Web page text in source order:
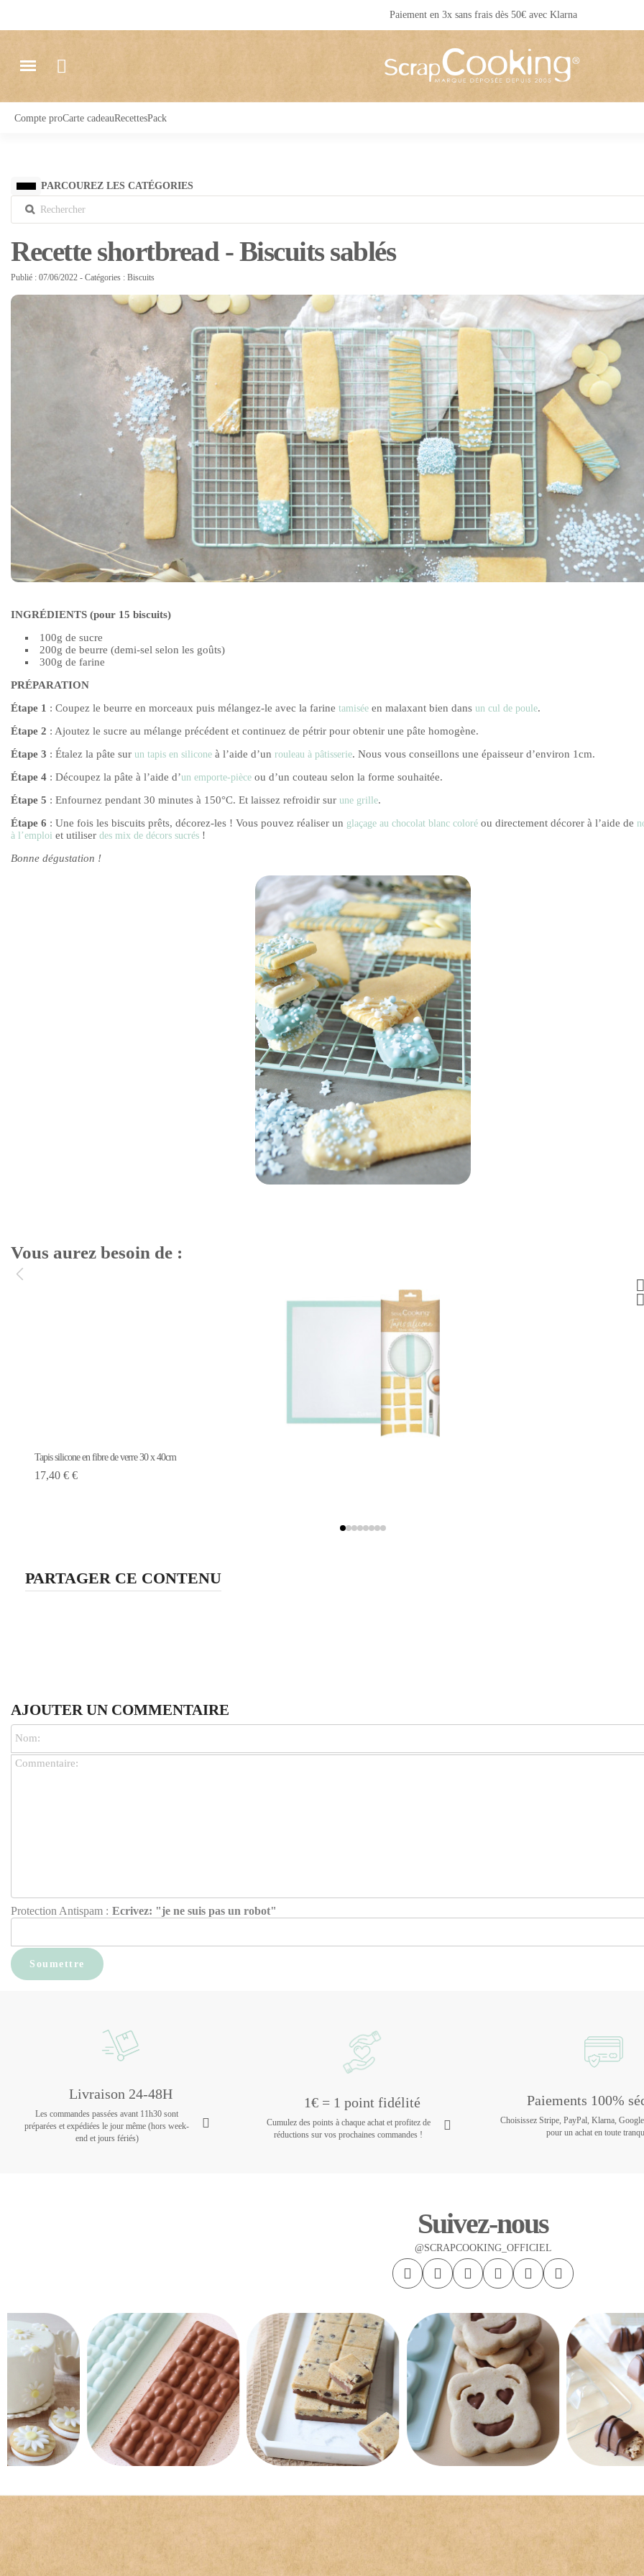
Livraison 24 / 48 h partout en France
Compte proCarte cadeauRecettesPack
PARCOUREZ LES CATÉGORIES
Recette shortbread - Biscuits sablés
Publié : 07/06/2022 - Catégories : Biscuits
INGRÉDIENTS (pour 15 biscuits)
100g de sucre
200g de beurre (demi-sel selon les goûts)
300g de farine
PRÉPARATION
Étape 1 : Coupez le beurre en morceaux puis mélangez-le avec la farine tamisée en malaxant bien dans un cul de poule.
Étape 2 : Ajoutez le sucre au mélange précédent et continuez de pétrir pour obtenir une pâte homogène.
Étape 3 : Étalez la pâte sur un tapis en silicone à l’aide d’un rouleau à pâtisserie. Nous vous conseillons une épaisseur d’environ 1cm.
Étape 4 : Découpez la pâte à l’aide d’un emporte-pièce ou d’un couteau selon la forme souhaitée.
Étape 5 : Enfournez pendant 30 minutes à 150°C. Et laissez refroidir sur une grille.
Étape 6 : Une fois les biscuits prêts, décorez-les ! Vous pouvez réaliser un glaçage au chocolat blanc coloré ou directement décorer à l’aide de
à l’emploi et utiliser des mix de décors sucrés !
Bonne dégustation !
Vous aurez besoin de :
Tapis silicone en fibre de verre 30 x 40cm
17,40 € €
PARTAGER CE CONTENU
AJOUTER UN COMMENTAIRE
Protection Antispam : Ecrivez: "je ne suis pas un robot"
Livraison 24-48H
Les commandes passées avant 11h30 sont
préparées et expédiées le jour même (hors week-
end et jours fériés)
1€ = 1 point fidélité
Cumulez des points à chaque achat et profitez de
réductions sur vos prochaines commandes !
Paiements 100%
Choisissez Stripe, PayPal, Klarna,
pour un achat en toute
Suivez-nous
@SCRAPCOOKING_OFFICIEL